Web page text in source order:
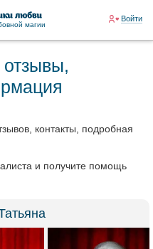
магии
Войти
контакты, подробная
и получите помощь